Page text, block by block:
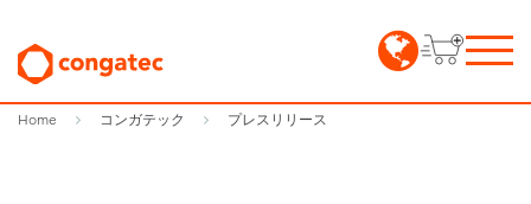
Home コンガテック プレスリリース